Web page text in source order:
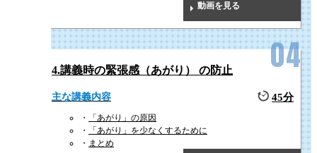
動画を見る
4.講義時の緊張感（あがり） の防止
主な講義内容 45分
「あがり」の原因
「あがり」を少なくするために
まとめ